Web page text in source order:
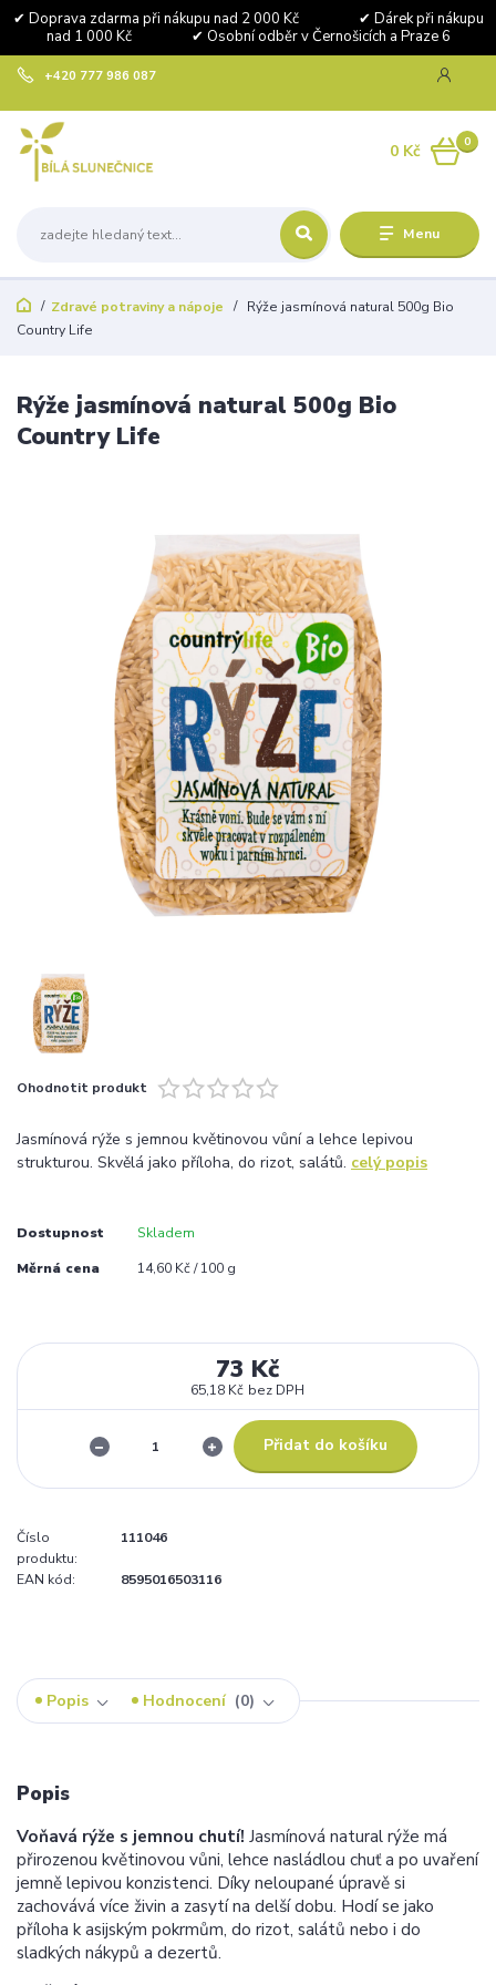
✔ Doprava zdarma při nákupu nad 2 000 Kč ✔ Dárek při nákupu
nad 1 000 Kč ✔ Osobní odběr v Černošicích a Praze 6
Menu
+420 777 986 087
0
0 Kč
Zdravé potraviny a nápoje
Rýže jasmínová natural 500g Bio
Country Life
Rýže jasmínová natural 500g Bio
Country Life
Ohodnotit produkt
Jasmínová rýže s jemnou květinovou vůní a lehce lepivou
strukturou. Skvělá jako příloha, do rizot, salátů. celý popis
Dostupnost Skladem
Měrná cena 14,60 Kč / 100 g
73 Kč
65,18 Kč bez DPH
Přidat do košíku
Číslo
produktu:
111046
EAN kód: 8595016503116
Popis Hodnocení 0
Popis
Voňavá rýže s jemnou chutí! Jasmínová natural rýže má
přirozenou květinovou vůni, lehce nasládlou chuť a po uvaření
jemně lepivou konzistenci. Díky neloupané úpravě si
zachovává více živin a zasytí na delší dobu. Hodí se jako
příloha k asijským pokrmům, do rizot, salátů nebo i do
sladkých nákypů a dezertů.